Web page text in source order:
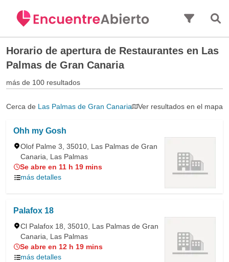
Horario de apertura de Restaurantes en Las
Palmas de Gran Canaria
más de 100 resultados
Cerca de Las Palmas de Gran Canaria Ver resultados en el mapa
Ohh my Gosh
Olof Palme 3, 35010, Las Palmas de Gran
Canaria, Las Palmas
Se abre en 11 h 19 mins
más detalles
Palafox 18
Cl Palafox 18, 35010, Las Palmas de Gran
Canaria, Las Palmas
Se abre en 12 h 19 mins
más detalles